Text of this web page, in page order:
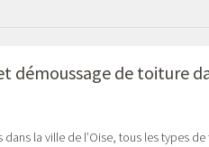
de toiture
la ville de l’Oise, tous les types